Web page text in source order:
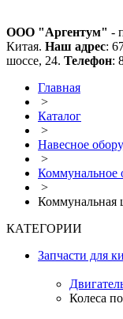
ООО "Аргентум" -
Китая. Наш адрес:
шоссе, 24. Телефон:
Главная
>
Каталог
>
Навесное
>
Коммунальное
>
Коммунальная
КАТЕГОРИИ
Запчасти для
Колеса